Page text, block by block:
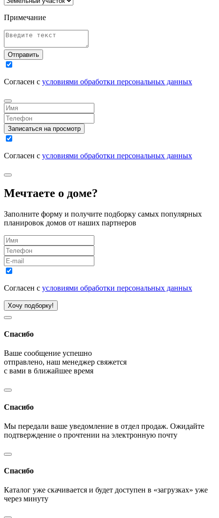
Примечание
Отправить
Согласен с условиями обработки персональных данных
Записаться на просмотр
Согласен с условиями обработки персональных данных
Мечтаете о доме?
Заполните форму и получите подборку самых популярных
планировок домов от наших партнеров
Согласен с условиями обработки персональных данных
Хочу подборку!
Спасибо
Ваше сообщение успешно
отправлено, наш менеджер свяжется
с вами в ближайшее время
Спасибо
Мы передали ваше уведомление в отдел продаж. Ожидайте
подтверждение о прочтении на электронную почту
Спасибо
Каталог уже скачивается и будет доступен в «загрузках» уже
через минуту